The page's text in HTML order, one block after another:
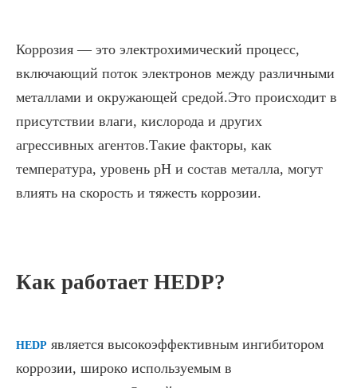
Коррозия — это электрохимический процесс,
включающий поток электронов между различными
металлами и окружающей средой.Это происходит в
присутствии влаги, кислорода и других
агрессивных агентов.Такие факторы, как
температура, уровень pH и состав металла, могут
влиять на скорость и тяжесть коррозии.
Как работает HEDP?
HEDP является высокоэффективным ингибитором
коррозии, широко используемым в